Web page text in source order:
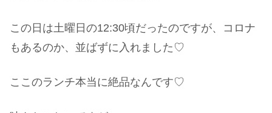
この日は土曜日の12:30頃だったのですが、コロナ
もあるのか、並ばずに入れました♡
ここのランチ本当に絶品なんです♡